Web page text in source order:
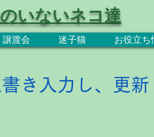
譲渡会 迷子猫 お役立ち
いないネコ達
き入力し、更新